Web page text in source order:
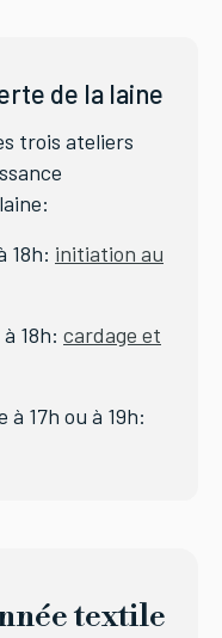
de la laine
trois ateliers
18h: initiation au
18h: cardage et
17h ou à 19h:
textile